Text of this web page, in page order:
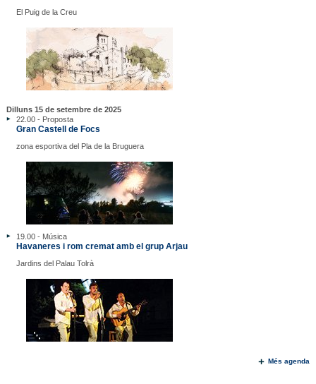
El Puig de la Creu
Dilluns 15 de setembre de 2025
22.00 - Proposta
Gran Castell de Focs
zona esportiva del Pla de la Bruguera
19.00 - Música
Havaneres i rom cremat amb el grup Arjau
Jardins del Palau Tolrà
Més agenda